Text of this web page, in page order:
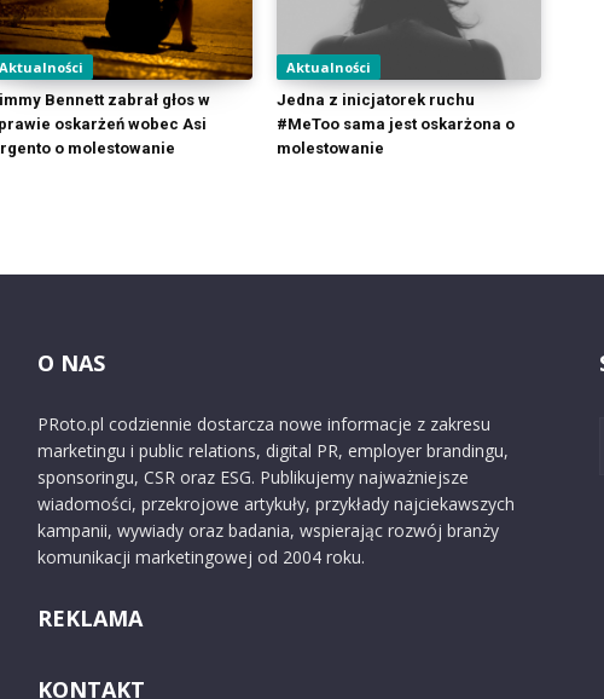
Aktualności
Bennett zabrał głos w
oskarżeń wobec Asi
o molestowanie
Aktualności
Jedna z inicjatorek ruchu
#MeToo sama jest oskarżona o
molestowanie
O NAS
PRoto.pl codziennie dostarcza nowe informacje z zakresu
marketingu i public relations, digital PR, employer brandingu,
sponsoringu, CSR oraz ESG. Publikujemy najważniejsze
wiadomości, przekrojowe artykuły, przykłady najciekawszych
kampanii, wywiady oraz badania, wspierając rozwój branży
komunikacji marketingowej od 2004 roku.
REKLAMA
KONTAKT